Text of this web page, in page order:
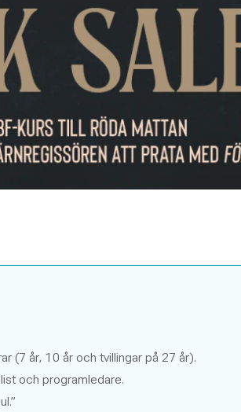
(7 år, 10 år och tvillingar på 27 år).
och programledare.